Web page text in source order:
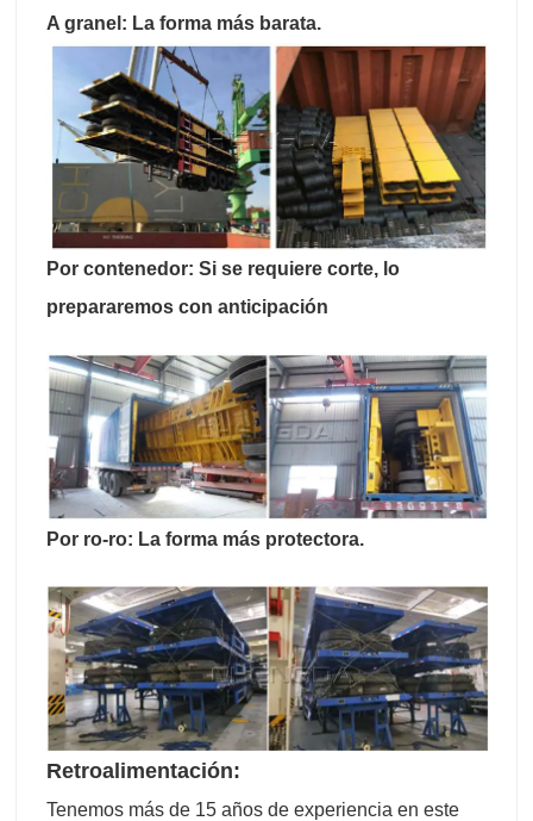
A granel: La forma más barata.
Por contenedor: Si se requiere corte, lo
prepararemos con anticipación
Por ro-ro: La forma más protectora.
Retroalimentación:
Tenemos más de 15 años de experiencia en este